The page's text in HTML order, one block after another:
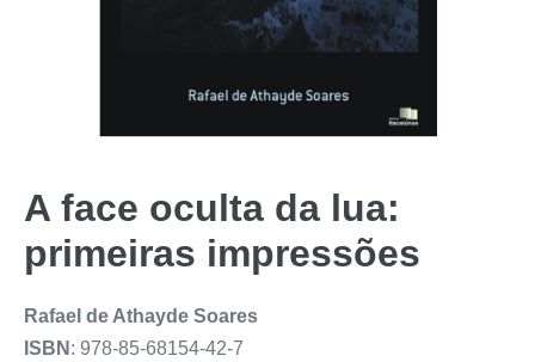
A face oculta da lua:
primeiras impressões
Rafael de Athayde Soares
ISBN : 978-85-68154-42-7